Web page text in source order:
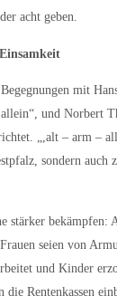
acht geben.
mit
und Norbert
„,alt – arm –
sondern auch
stärker bekämpfen:
seien von
und Kinder
Rentenkassen